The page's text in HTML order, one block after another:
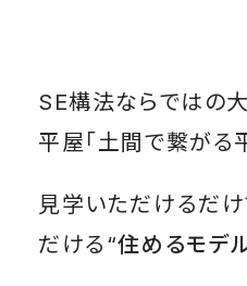
SE構法ならではの
平屋「土間で繋がる
見学いただけるだけ
だける“住めるモデ